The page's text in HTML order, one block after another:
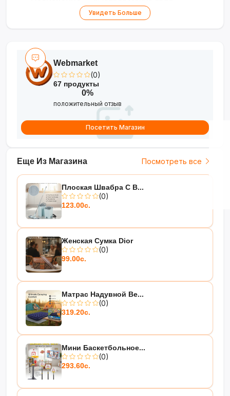
велосипедов, садового инвентаря
Увидеть Больше
Еще Из Магазина Посмотреть все
Плоская Швабра С В...
(0)
123.00с.
Женская Сумка Dior
(0)
99.00с.
Матрас Надувной Be...
(0)
319.20с.
Мини Баскетбольное...
(0)
293.60с.
Webmarket
(0)
67 продукты
0%
положительный отзыв
Посетить Магазин